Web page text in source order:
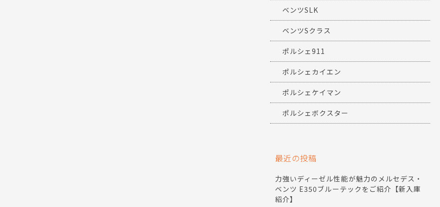
ベンツSLK
ベンツSクラス
ポルシェ911
ポルシェカイエン
ポルシェケイマン
ポルシェボクスター
最近の投稿
力強いディーゼル性能が魅力のメルセデス・
ベンツ E350ブルーテックをご紹介【新入庫
紹介】